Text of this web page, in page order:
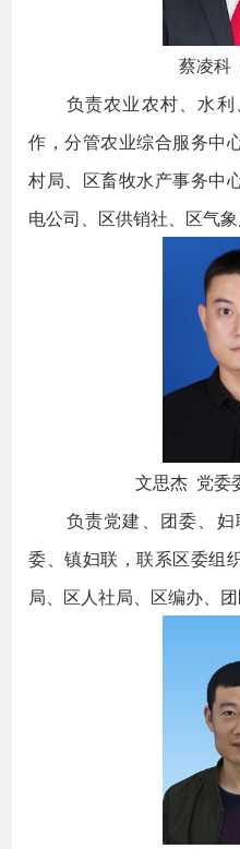
蔡凌科
负责农业农村、水利
作，分管农业综合服务中
村局、区畜牧水产事务中
电公司、区供销社、区气象
文思杰 党委
负责党建、团委、妇
委、镇妇联，联系区委组
局、区人社局、区编办、